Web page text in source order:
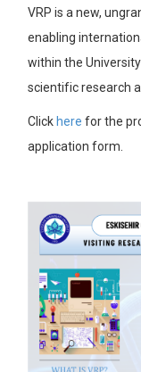
VRP is a new,
enabling
within the
scientific research
Click here for the
application form.